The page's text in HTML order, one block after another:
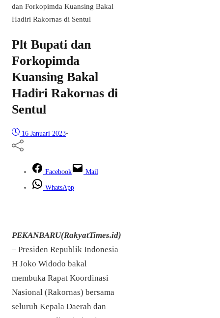
dan Forkopimda Kuansing Bakal
Hadiri Rakornas di Sentul
Plt Bupati dan
Forkopimda
Kuansing Bakal
Hadiri Rakornas di
Sentul
16 Januari 2023•
Facebook Mail
WhatsApp
PEKANBARU(RakyatTimes.id)
– Presiden Republik Indonesia
H Joko Widodo bakal
membuka Rapat Koordinasi
Nasional (Rakornas) bersama
seluruh Kepala Daerah dan